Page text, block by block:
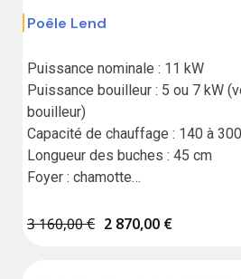
€ Poêle Lend
Puissance nominale : 11 kW
Puissance bouilleur : 5 ou 7 kW
bouilleur)
Capacité de chauffage : 140 à
Longueur des buches : 45 cm
Foyer : chamotte
Poêle étanche / compatible BBC
3 160,00 € 2 870,00 €